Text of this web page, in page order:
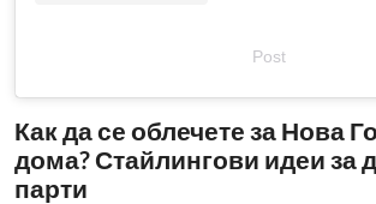
Post
Как да се облечете за Нова
дома? Стайлингови идеи за
парти